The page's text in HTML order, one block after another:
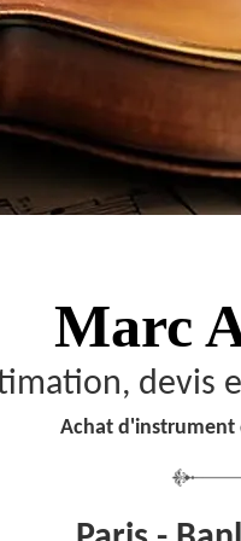
Marc
devis
Achat d'instrument